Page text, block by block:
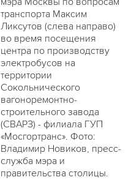
транспорта Максим
Ликсутов (слева направо)
во время посещения
центра по производству
электробусов на
территории
Сокольнического
вагоноремонтно-
строительного завода
(СВАРЗ) - филиала ГУП
«Мосгортранс». Фото:
Владимир Новиков, пресс-
служба мэра и
правительства столицы.